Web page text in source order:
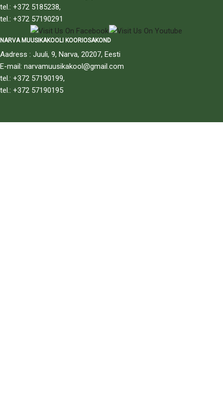
tel.: +372 5185238,
tel.: +372 57190291
NARVA MUUSIKAKOOLI KOORIOSAKOND
Aadress : Juuli, 9, Narva, 20207, Eesti
E-mail: narvamuusikakool@gmail.com
tel.: +372 57190199,
tel.: +372 57190195